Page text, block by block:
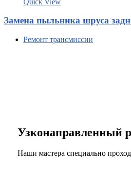
Замена пыльника шруса
Ремонт трансмиссии
Узконаправленный
Наши мастера специально